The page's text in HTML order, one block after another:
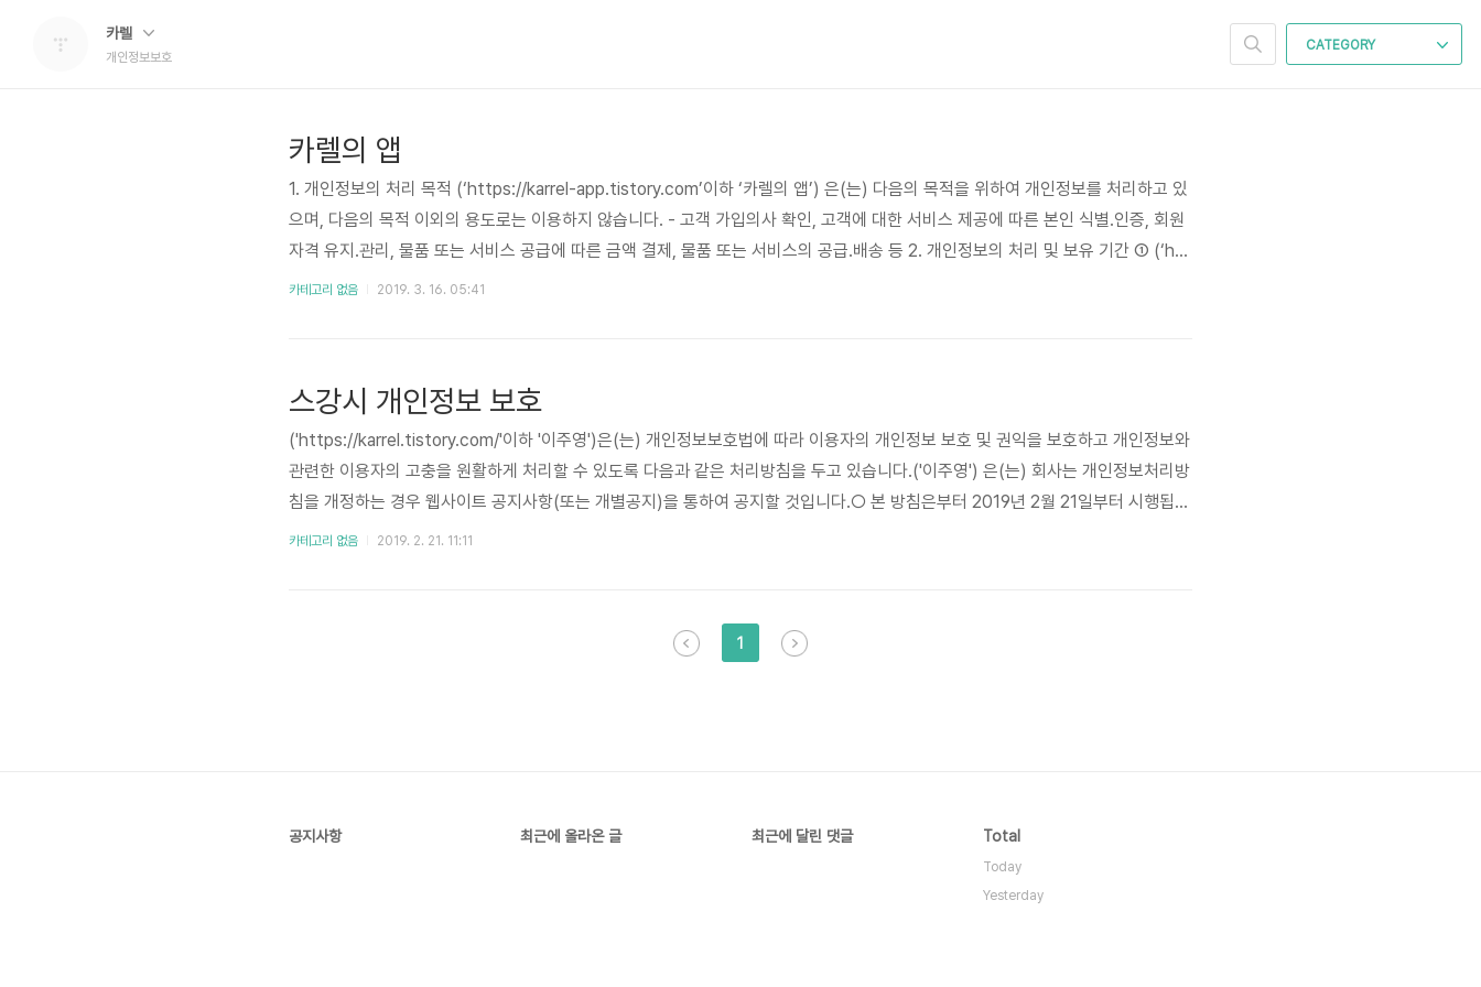
카렐
개인정보보호
CATEGORY
카렐의 앱
1. 개인정보의 처리 목적 (‘https://karrel-app.tistory.com’이하 ‘카렐의 앱’) 은(는) 다음의 목적을 위하여 개인정보를 처리하고 있
으며, 다음의 목적 이외의 용도로는 이용하지 않습니다. - 고객 가입의사 확인, 고객에 대한 서비스 제공에 따른 본인 식별.인증, 회원
자격 유지.관리, 물품 또는 서비스 공급에 따른 금액 결제, 물품 또는 서비스의 공급.배송 등 2. 개인정보의 처리 및 보유 기간 ① (‘htt
ps://karrel-app.tistory.com’이하 ‘카렐의 앱’) 은(는) 정보주체로부터 개인정보를 수집할 때 동의 받은 개인정보 보유․이용기간 또
카테고리 없음 2019. 3. 16. 05:41
스강시 개인정보 보호
('https://karrel.tistory.com/'이하 '이주영')은(는) 개인정보보호법에 따라 이용자의 개인정보 보호 및 권익을 보호하고 개인정보와
관련한 이용자의 고충을 원활하게 처리할 수 있도록 다음과 같은 처리방침을 두고 있습니다.('이주영') 은(는) 회사는 개인정보처리방
침을 개정하는 경우 웹사이트 공지사항(또는 개별공지)을 통하여 공지할 것입니다.○ 본 방침은부터 2019년 2월 21일부터 시행됩니
다. 1. 개인정보의 처리 목적 ('https://karrel.tistory.com/'이하 '이주영')은(는) 개인정보를 다음의 목적을 위해 처리합니다. 처리한
카테고리 없음 2019. 2. 21. 11:11
1
공지사항 최근에 올라온 글 최근에 달린 댓글 Total
Today
Yesterday